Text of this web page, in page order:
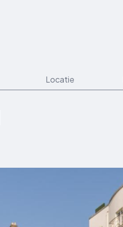
Locatie